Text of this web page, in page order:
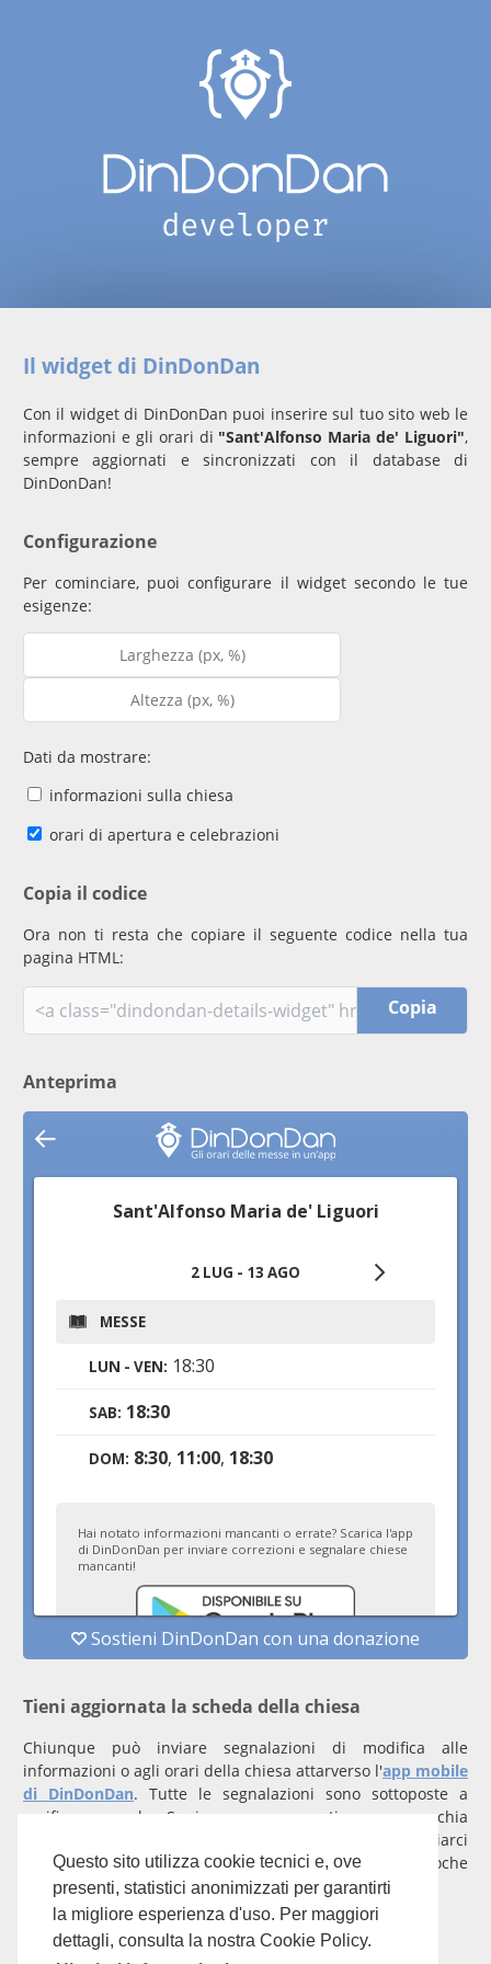
Questo sito utilizza cookie tecnici e, ove
presenti, statistici anonimizzati per garantirti
la migliore esperienza d'uso. Per maggiori
dettagli, consulta la nostra Cookie Policy.
Il widget di DinDonDan
Con il widget di DinDonDan puoi inserire sul tuo sito web le
informazioni e gli orari di "Sant'Alfonso Maria de' Liguori",
sempre aggiornati e sincronizzati con il database di
DinDonDan!
Configurazione
Per cominciare, puoi configurare il widget secondo le tue
esigenze:
Dati da mostrare:
informazioni sulla chiesa
orari di apertura e celebrazioni
Copia il codice
Ora non ti resta che copiare il seguente codice nella tua
pagina HTML:
Copia
Anteprima
Tieni aggiornata la scheda della chiesa
Chiunque può inviare segnalazioni di modifica alle
informazioni o agli orari della chiesa attarverso l'app mobile
di DinDonDan. Tutte le segnalazioni sono sottoposte a
verifica manuale. Se invece rappresenti una parrocchia
con un account verificato per inviarci
comunicazioni prioritarie che saranno gestite entro poche
Per qualunque domanda scrivi ainfo@dindondan.app